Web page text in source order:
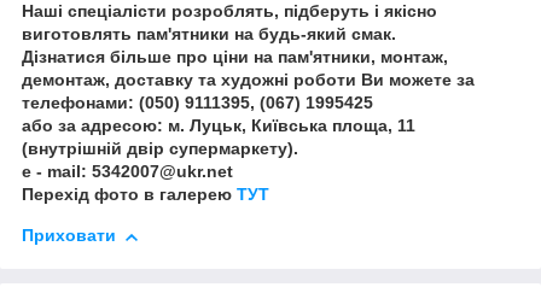
Наші спеціалісти розроблять, підберуть і якісно
виготовлять пам'ятники на будь-який смак.
Дізнатися більше про ціни на пам'ятники, монтаж,
демонтаж, доставку та художні роботи Ви можете за
телефонами: (050) 9111395, (067) 1995425
або за адресою: м. Луцьк, Київська площа, 11
(внутрішній двір супермаркету).
e - mail: 5342007@ukr.net
Перехід фото в галерею ТУТ
Приховати